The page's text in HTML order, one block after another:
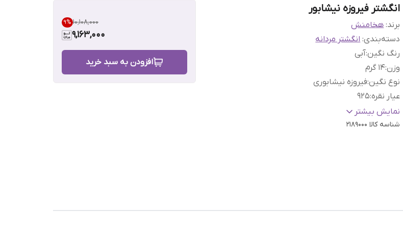
انگشتر فیروزه نیشابور‌
برند: هخامنش
دسته‌بندی:انگشتر مردانه
رنگ نگین:آبی
وزن:۱4 گرم
نوع نگین:فیروزه نیشابوری
عیار نقره:
925
سایز:دلخواه
نمایش بیشتر
شناسه کالا 2189000
۱۰٬۱۰۸٬۰۰۰ 9%
9,163,000
افزودن به سبد خرید